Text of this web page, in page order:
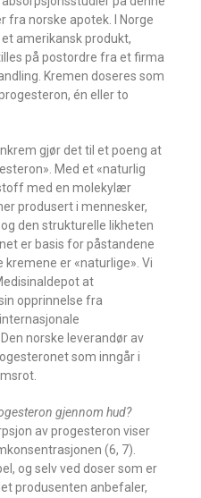
fra norske apotek. I Norge
amerikansk produkt,
på postordre fra et firma
Kremen doseres som
én eller to
gjør det til et poeng at
Med et «naturlig
med en molekylær
produsert i mennesker,
den strukturelle likheten
er basis for påstandene
er «naturlige». Vi
at
opprinnelse fra
norske leverandør av
som inngår i
gjennom hud?
av progesteron viser
(6, 7).
og selv ved doser som er
produsenten anbefaler,